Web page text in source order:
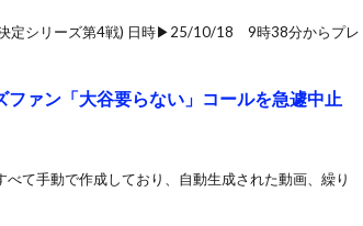
定シリーズ第4戦) 日時▶25/10/18 9時38分からプレ
ァン「大谷要らない」コールを急遽中止
て手動で作成しており、自動生成された動画、繰り